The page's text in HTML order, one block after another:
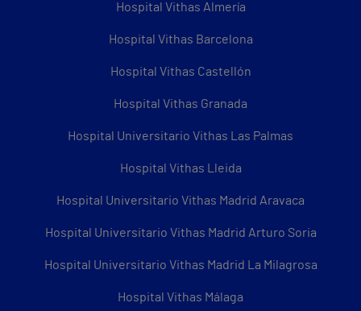
Hospital Vithas Almería
Hospital Vithas Barcelona
Hospital Vithas Castellón
Hospital Vithas Granada
Hospital Universitario Vithas Las Palmas
Hospital Vithas Lleida
Hospital Universitario Vithas Madrid Aravaca
Hospital Universitario Vithas Madrid Arturo Soria
Hospital Universitario Vithas Madrid La Milagrosa
Hospital Vithas Málaga